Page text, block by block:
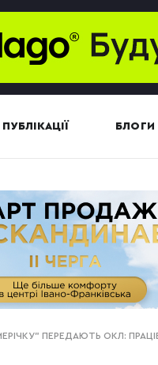
ПУБЛІКАЦІЇ БЛОГИ
ПЕРЕДАЮТЬ ОКЛ: